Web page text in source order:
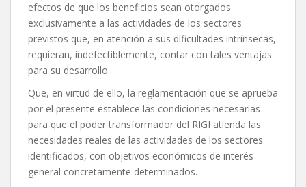
efectos de que los beneficios sean otorgados
exclusivamente a las actividades de los sectores
previstos que, en atención a sus dificultades intrínsecas,
requieran, indefectiblemente, contar con tales ventajas
para su desarrollo.
Que, en virtud de ello, la reglamentación que se aprueba
por el presente establece las condiciones necesarias
para que el poder transformador del RIGI atienda las
necesidades reales de las actividades de los sectores
identificados, con objetivos económicos de interés
general concretamente determinados.